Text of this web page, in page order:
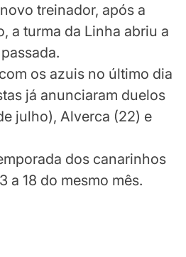
treinador, após a
a turma da Linha abriu a
os azuis no último dia
já anunciaram duelos
julho), Alverca (22) e
dos canarinhos
a 18 do mesmo mês.